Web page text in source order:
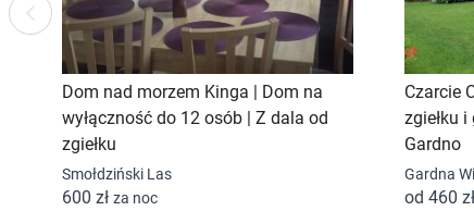
Previous
Dom nad morzem Kinga | Dom na
wyłączność do 12 osób | Z dala od
zgiełku
Smołdziński Las
600 zł za noc
Czarcie
zgiełku
Gardno
Gardna
od 460 zł